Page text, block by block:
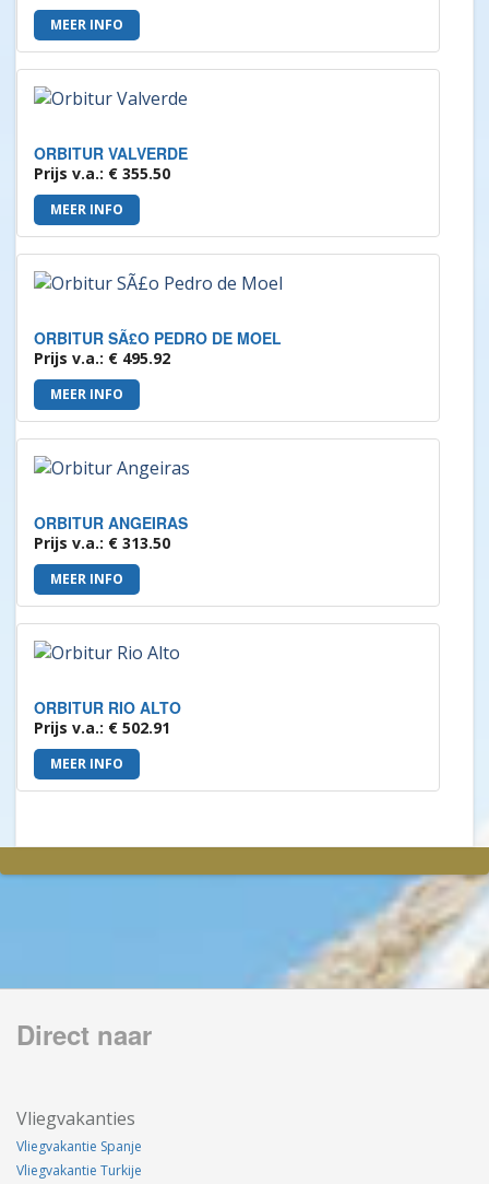
MEER INFO
ORBITUR VALVERDE
Prijs v.a.: € 355.50
MEER INFO
ORBITUR SÃ£O PEDRO DE MOEL
Prijs v.a.: € 495.92
MEER INFO
ORBITUR ANGEIRAS
Prijs v.a.: € 313.50
MEER INFO
ORBITUR RIO ALTO
Prijs v.a.: € 502.91
MEER INFO
Direct naar
Vliegvakanties
Vliegvakantie Spanje
Vliegvakantie Turkije